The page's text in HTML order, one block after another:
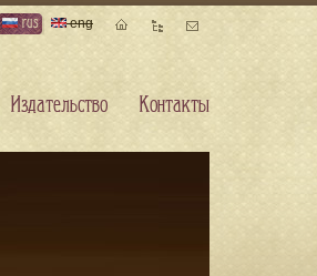
rus eng
Издательство Контакты